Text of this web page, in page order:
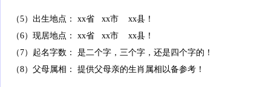
（5）出生地点： xx省 xx市 xx县！
（6）现居地点： xx省 xx市 xx县！
（7）起名字数： 是二个字，三个字，还是四个字的！
（8）父母属相： 提供父母亲的生肖属相以备参考！